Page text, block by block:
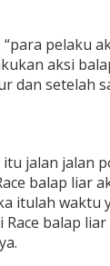
t
k
a
n
r
a
s
i
B
a
“para pelaku
aksi
dan setelah
itu jalan jalan
balap liar
itulah waktu
Race balap